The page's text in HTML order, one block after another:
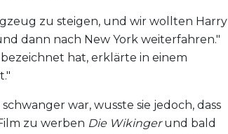
zu steigen, und wir wollten Harry
dann nach New York weiterfahren."
hat, erklärte in einem
war, wusste sie jedoch, dass
zu werben Die Wikingerund bald